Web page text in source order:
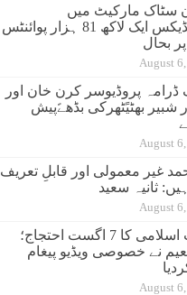
سٹاک مارکیٹ میں
تیزی،انڈیکس ایک لاکھ 81 ہزار پوائنٹس
بحال
August
پروڈیوسر کرن خان اور
شبیر بھٹیًٹھرکی بڈھےًپیش
August
غیر معمولی اور قابلِ تعریف
ثانیہ سعید
August
جماعت اسلامی کا 7 اگست احتجاج؛
نے خصوصی ویڈیو پیغام
August